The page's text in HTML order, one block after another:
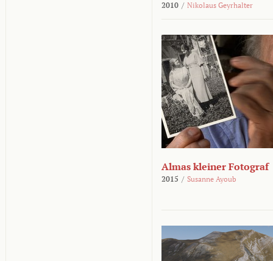
2010 / Nikolaus Geyrhalter
Almas kleiner Fotograf
2015 / Susanne Ayoub